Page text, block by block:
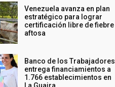
Venezuela avanza en plan
estratégico para lograr
certificación libre de fiebre
aftosa
Banco de los Trabajadores
entrega financiamientos a
1.766 establecimientos en